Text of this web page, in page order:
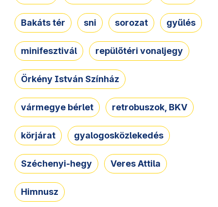
Bakáts tér sni sorozat gyűlés
minifesztivál repülőtéri vonaljegy
Örkény István Színház
vármegye bérlet retrobuszok, BKV
körjárat gyalogosközlekedés
Széchenyi-hegy Veres Attila
Himnusz